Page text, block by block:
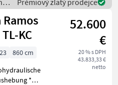
Zeit für die
und even
Prémiový zlatý prodejce
Ramos
KC
52.600
€
20 % s DPH
43.833,33 €
netto
860 cm
*